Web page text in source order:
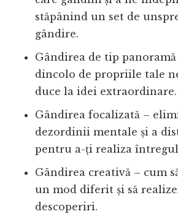
stăpânind un set de
gândire.
Gândirea de tip
dincolo de propriile tale
duce la idei extraordinare.
Gândirea focalizată –
dezordinii mentale și a
pentru a-ți realiza
Gândirea creativă – cum
un mod diferit și să
descoperiri.